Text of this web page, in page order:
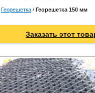
Георешетка / Георешетка 150 мм
Заказать этот